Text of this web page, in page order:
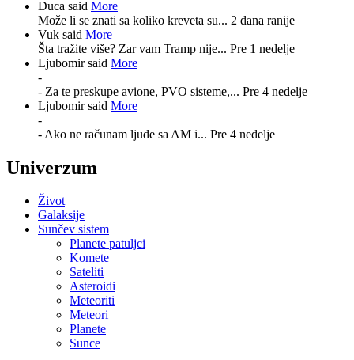
Duca said More
Može li se znati sa koliko kreveta su... 2 dana ranije
Vuk said More
Šta tražite više? Zar vam Tramp nije... Pre 1 nedelje
Ljubomir said More
-
- Za te preskupe avione, PVO sisteme,... Pre 4 nedelje
Ljubomir said More
-
- Ako ne računam ljude sa AM i... Pre 4 nedelje
Univerzum
Život
Galaksije
Sunčev sistem
Planete patuljci
Komete
Sateliti
Asteroidi
Meteoriti
Meteori
Planete
Sunce